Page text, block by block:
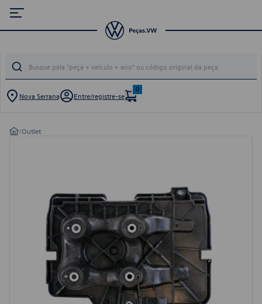
Nova Serrana Entre/registre-se
0
/Outlet